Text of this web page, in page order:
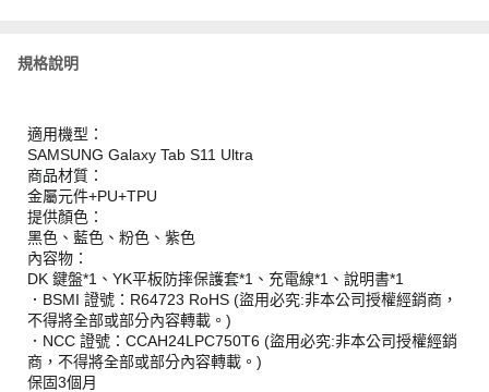
規格說明
適用機型：
SAMSUNG Galaxy Tab S11 Ultra
商品材質：
金屬元件+PU+TPU
提供顏色：
黑色、藍色、粉色、紫色
內容物：
DK 鍵盤*1、YK平板防摔保護套*1、充電線*1、說明書*1
．BSMI 證號：R64723 RoHS (盜用必究:非本公司授權經銷商，
不得將全部或部分內容轉載。)
．NCC 證號：CCAH24LPC750T6 (盜用必究:非本公司授權經銷
商，不得將全部或部分內容轉載。)
保固3個月